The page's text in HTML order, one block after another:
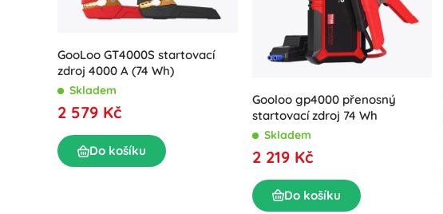
GooLoo GT4000S startovací
zdroj 4000 A (74 Wh)
Skladem
2 579 Kč
Do košíku
Gooloo gp4000 přenosný
startovací zdroj 74 Wh
Skladem
2 219 Kč
Do košíku